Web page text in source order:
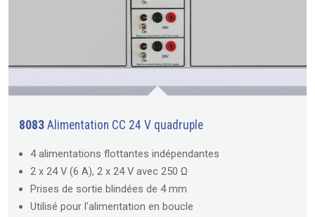
8083 Alimentation CC 24 V quadruple
4 alimentations flottantes indépendantes
2 x 24 V (6 A), 2 x 24 V avec 250 Ω
Prises de sortie blindées de 4 mm
Utilisé pour l'alimentation en boucle